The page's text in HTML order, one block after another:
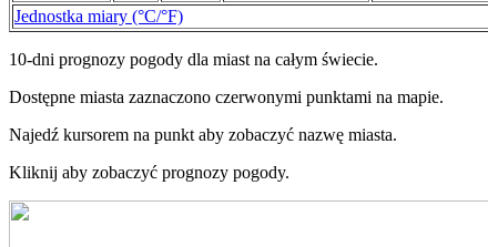
Jednostka miary (°C/°F)
10-dni prognozy pogody dla miast na całym świecie.
Dostępne miasta zaznaczono czerwonymi punktami na mapie.
Najedź kursorem na punkt aby zobaczyć nazwę miasta.
Kliknij aby zobaczyć prognozy pogody.